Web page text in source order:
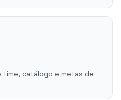
time, catálogo e metas de